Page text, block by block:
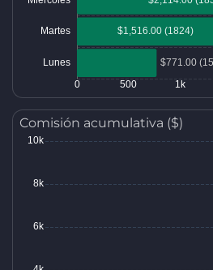
Comisión acumulativa ($)